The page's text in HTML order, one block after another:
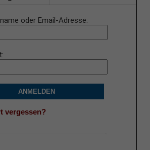
oder Email-Adresse
ANMELDEN
vergessen?